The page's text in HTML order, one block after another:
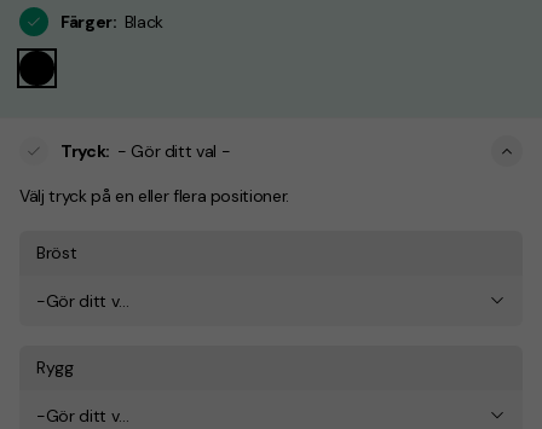
Färger: Black
Tryck: - Gör ditt val -
Välj tryck på en eller flera positioner.
Bröst
-Gör ditt val-
Rygg
-Gör ditt val-